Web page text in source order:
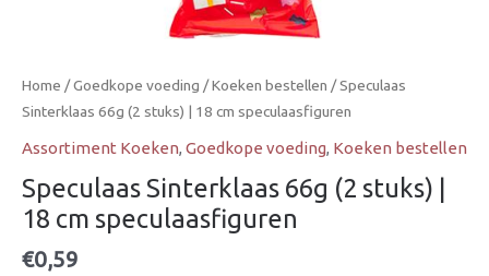
Home /Goedkope voeding /Koeken bestellen / Speculaas
Sinterklaas 66g (2 stuks) | 18 cm speculaasfiguren
Assortiment Koeken, Goedkope voeding, Koeken bestellen
Speculaas Sinterklaas 66g (2 stuks) |
18 cm speculaasfiguren
€0,59